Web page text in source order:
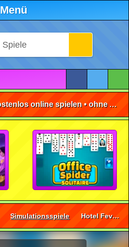
Menü
Hotel Fever Tycoon kostenlos online spielen • ohne Anmeldung 🕹️
Simulationsspiele Hotel Fever Tycoon